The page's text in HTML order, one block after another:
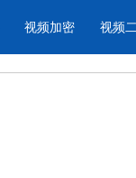
视频加密 视频